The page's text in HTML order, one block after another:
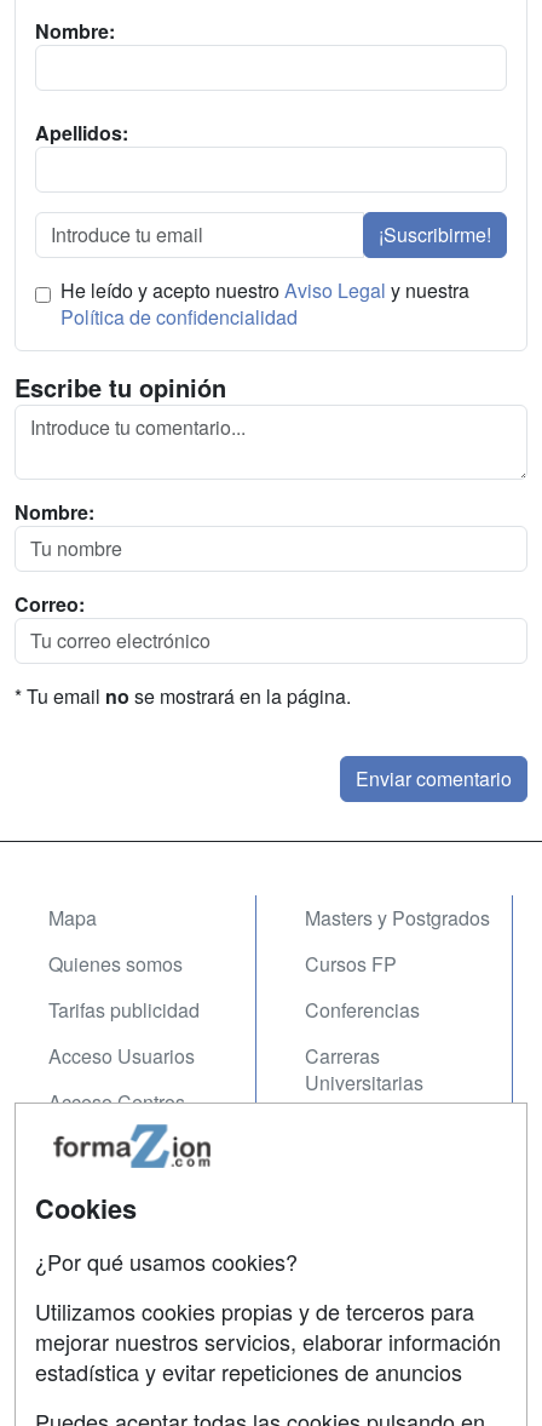
Nombre:
Apellidos:
¡Suscribirme!
He leído y acepto nuestroAviso Legal y nuestra
Política de confidencialidad
Escribe tu opinión
Nombre:
Correo:
* Tu email no se mostrará en la página.
Mapa
Quienes somos
Tarifas publicidad
Acceso Usuarios
Acceso Centros
Masters y Postgrados
Cursos FP
Conferencias
Carreras
Universitarias
Contactar
Copyleft
Cookies
¿Por qué usamos cookies?
Utilizamos cookies propias y de terceros para
mejorar nuestros servicios, elaborar información
estadística y evitar repeticiones de anuncios